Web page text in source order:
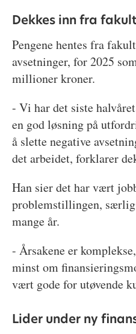
Dekkes inn fra
Pengene hentes fra
avsetninger, for 2025
millioner kroner.
- Vi har det siste
en god løsning på
å slette negative
det arbeidet, forklarer
Han sier det har vært
problemstillingen,
mange år.
- Årsakene er
minst om
vært gode for utøvende
Lider under ny